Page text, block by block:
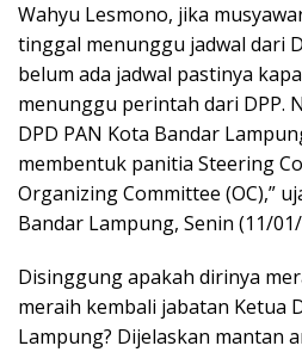
Wahyu Lesmono, jika
tinggal menunggu jadwal dari
belum ada jadwal pastinya
menunggu perintah dari DPP.
DPD PAN Kota Bandar
membentuk panitia Steering
Organizing Committee (OC),”
Bandar Lampung, Senin (11/
Disinggung apakah dirinya
meraih kembali jabatan Ketua
Lampung? Dijelaskan mantan